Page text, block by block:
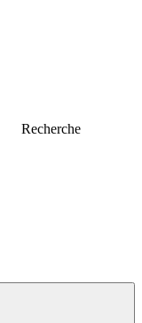
Recherche